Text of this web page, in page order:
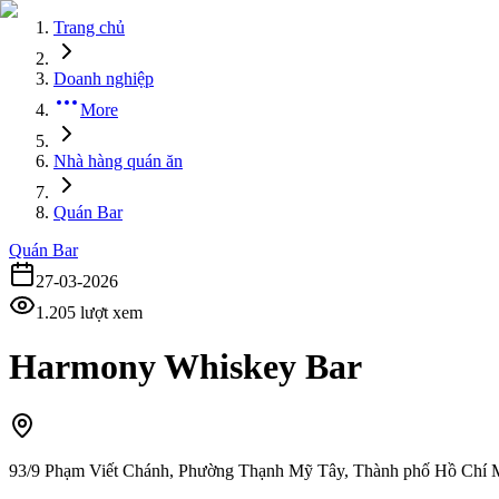
Trang chủ
Doanh nghiệp
More
Nhà hàng quán ăn
Quán Bar
Quán Bar
27-03-2026
1.205 lượt xem
Harmony Whiskey Bar
93/9 Phạm Viết Chánh, Phường Thạnh Mỹ Tây, Thành phố Hồ Chí